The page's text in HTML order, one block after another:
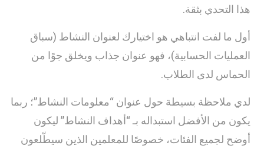
هذا التحدي بثقة.
أول ما لفت انتباهي هو اختيارك لعنوان النشاط (سباق
العمليات الحسابية)، فهو عنوان جذاب ويخلق جوًا من
الحماس لدى الطلاب.
لدي ملاحظة بسيطة حول عنوان “معلومات النشاط”؛ ربما
يكون من الأفضل استبداله بـ “أهداف النشاط” ليكون
أوضح لجميع الفئات، خصوصًا للمعلمين الذين سيطّلعون